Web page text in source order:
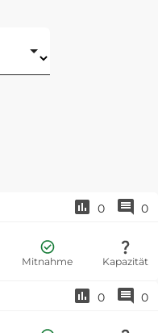
0 0
Mitnahme Kapazität
0 0